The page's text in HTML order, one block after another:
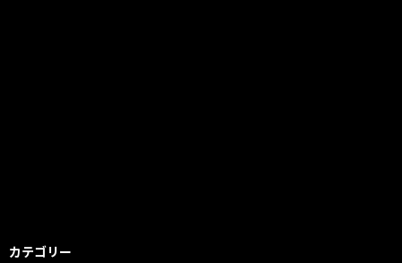
カテゴリー